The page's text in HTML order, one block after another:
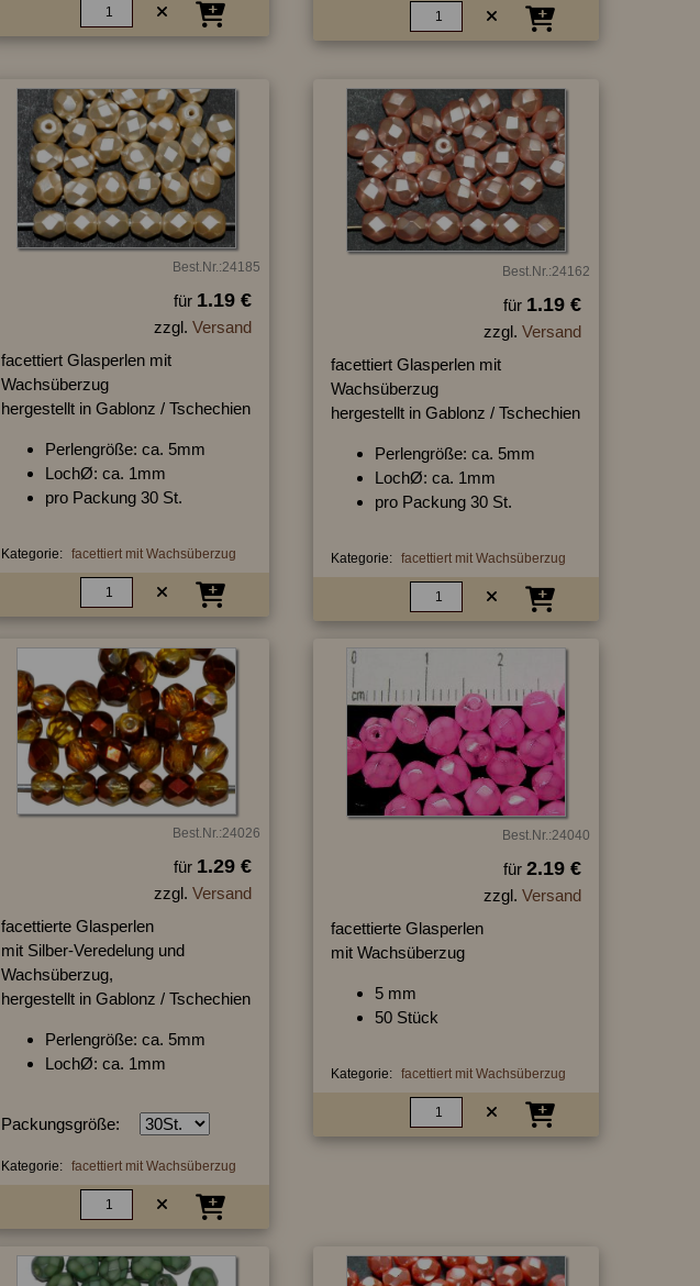
Best.Nr.:24185
für 1.19 €
zzgl. Versand
facettiert Glasperlen mit
Wachsüberzug
hergestellt in Gablonz / Tschechien
Perlengröße: ca. 5mm
LochØ: ca. 1mm
pro Packung 30 St.
Kategorie: facettiert mit Wachsüberzug
Best.Nr.:24162
für 1.19 €
zzgl. Versand
facettiert Glasperlen mit
Wachsüberzug
hergestellt in Gablonz / Tschechien
Perlengröße: ca. 5mm
LochØ: ca. 1mm
pro Packung 30 St.
Kategorie: facettiert mit Wachsüberzug
Best.Nr.:24026
für 1.29 €
zzgl. Versand
facettierte Glasperlen
mit Silber-Veredelung und
Wachsüberzug,
hergestellt in Gablonz / Tschechien
Perlengröße: ca. 5mm
LochØ: ca. 1mm
Packungsgröße:
Kategorie: facettiert mit Wachsüberzug
Best.Nr.:24040
für 2.19 €
zzgl. Versand
facettierte Glasperlen
mit Wachsüberzug
5 mm
50 Stück
Kategorie: facettiert mit Wachsüberzug